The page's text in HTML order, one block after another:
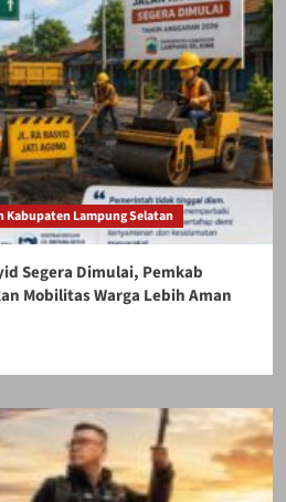
Kabupaten Lampung Selatan
Segera Dimulai, Pemkab
Mobilitas Warga Lebih Aman